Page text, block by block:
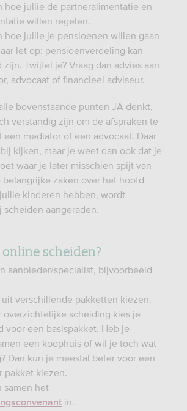
hoe jullie de partneralimentatie en
willen regelen.
hoe jullie je pensioenen willen gaan
let op: pensioenverdeling kan
Twijfel je? Vraag dan advies aan
advocaat of financieel adviseur.
bovenstaande punten JA denkt,
verstandig zijn om de afspraken te
een mediator of een advocaat. Daar
kijken, maar je weet dan ook dat je
waar je later misschien spijt van
belangrijke zaken over het hoofd
kinderen hebben, wordt
aangeraden.
scheiden?
aanbieder/specialist, bijvoorbeeld
uit verschillende pakketten kiezen.
overzichtelijke scheiding kies je
voor een basispakket. Heb je
een koophuis of wil je toch wat
Dan kun je meestal beter voor een
pakket kiezen.
samen het
in.